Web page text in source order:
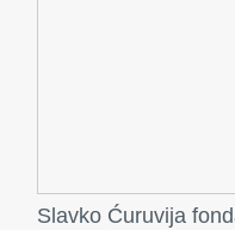
Slavko Ćuruvija